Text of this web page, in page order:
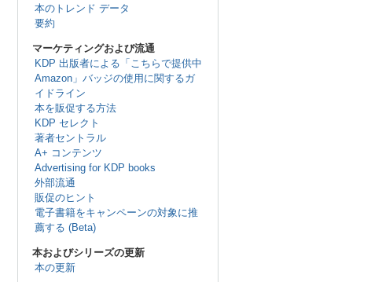
本のトレンド データ
要約
マーケティングおよび流通
KDP 出版者による「こちらで提供中
Amazon」バッジの使用に関するガ
イドライン
本を販促する方法
KDP セレクト
著者セントラル
A+ コンテンツ
Advertising for KDP books
外部流通
販促のヒント
電子書籍をキャンペーンの対象に推
薦する (Beta)
本およびシリーズの更新
本の更新